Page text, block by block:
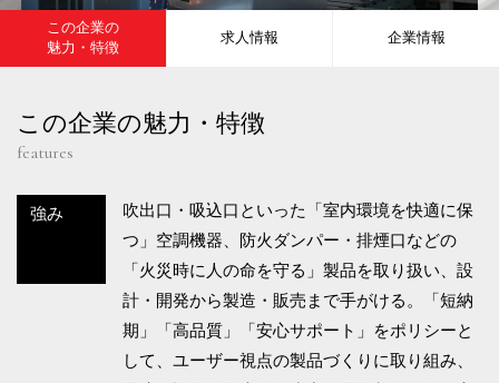
この企業の
魅力・特徴
求人情報 企業情報
この企業の魅力・特徴
features
強み
吹出口・吸込口といった「室内環境を快適に保
つ」空調機器、防火ダンパー・排煙口などの
「火災時に人の命を守る」製品を取り扱い、設
計・開発から製造・販売まで手がける。「短納
期」「高品質」「安心サポート」をポリシーと
して、ユーザー視点の製品づくりに取り組み、